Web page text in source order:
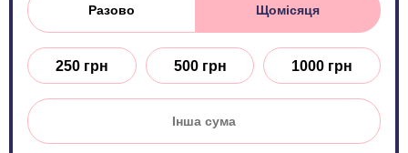
Разово Щомісяця
250 грн 500 грн 1000 грн